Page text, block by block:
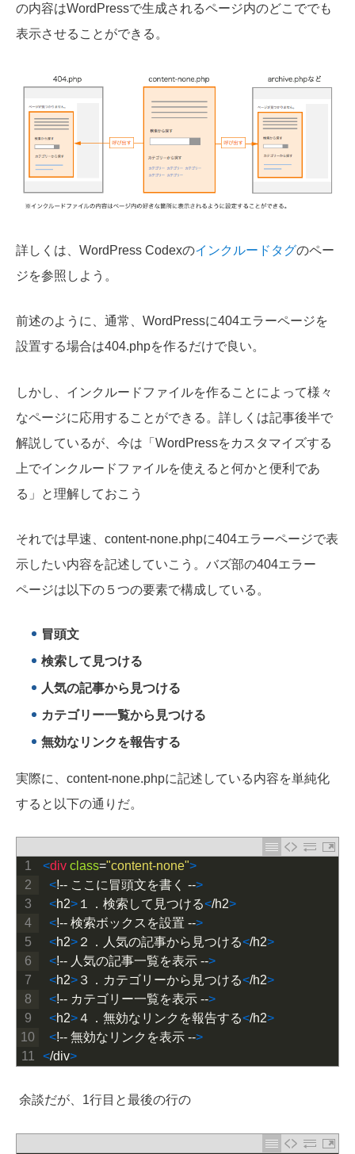
の内容はWordPressで生成されるページ内のどこででも
表示させることができる。
詳しくは、WordPress Codexのインクルードタグのペー
ジを参照しよう。
前述のように、通常、WordPressに404エラーページを
設置する場合は404.phpを作るだけで良い。
しかし、インクルードファイルを作ることによって様々
なページに応用することができる。詳しくは記事後半で
解説しているが、今は「WordPressをカスタマイズする
上でインクルードファイルを使えると何かと便利であ
る」と理解しておこう
それでは早速、content-none.phpに404エラーページで表
示したい内容を記述していこう。バズ部の404エラー
ページは以下の５つの要素で構成している。
冒頭文
検索して見つける
人気の記事から見つける
カテゴリー一覧から見つける
無効なリンクを報告する
実際に、content-none.phpに記述している内容を単純化
すると以下の通りだ。
1
2
3
4
5
6
7
8
9
10
11
<div class="content-none">
<!-- ここに冒頭文を書く -->
<h2> １．検索して見つける</h2>
<!-- 検索ボックスを設置 -->
<h2> ２．人気の記事から見つける</h2>
<!-- 人気の記事一覧を表示 -->
<h2> ３．カテゴリーから見つける</h2>
<!-- カテゴリー一覧を表示 -->
<h2>４．無効なリンクを報告する</h2>
<!-- 無効なリンクを表示 -->
</div>
余談だが、1行目と最後の行の